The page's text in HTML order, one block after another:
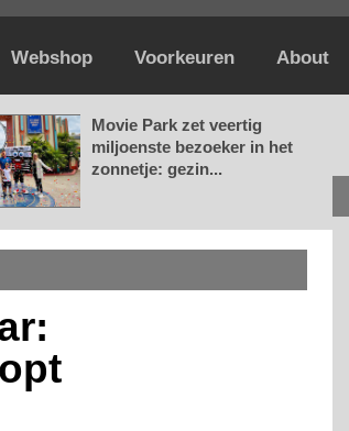
Webshop Voorkeuren About
Movie Park zet veertig
miljoenste bezoeker in het
zonnetje: gezin...